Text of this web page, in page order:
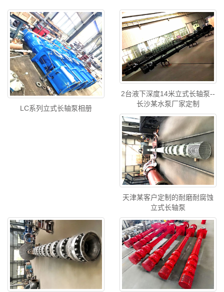
LC系列立式长轴泵相册
2台液下深度14米立式长轴泵--
长沙某水泵厂家定制
天津某客户定制的耐磨耐腐蚀
立式长轴泵